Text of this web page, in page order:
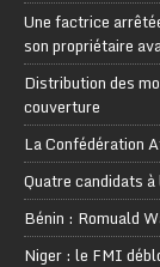
Une factrice
son propriétaire
Distribution des
couverture
La Confédération
Quatre candidats
Bénin : Romuald
Niger : le FMI